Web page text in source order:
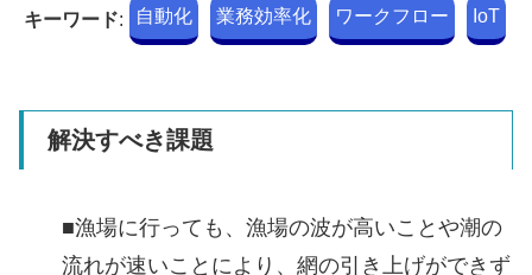
キーワード: 自動化 業務効率化 ワークフロー IoT
解決すべき課題
■漁場に行っても、漁場の波が高いことや潮の
流れが速いことにより、網の引き上げができず